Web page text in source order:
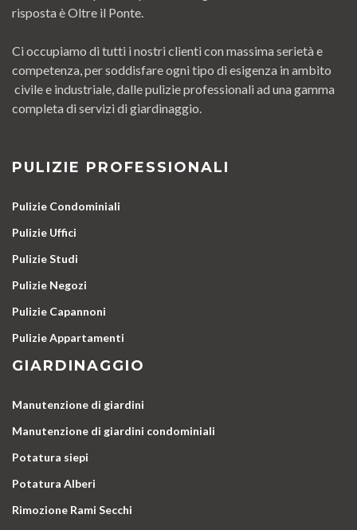
risposta è Oltre il Ponte.
Ci occupiamo di tutti i nostri clienti con massima serietà e
competenza, per soddisfare ogni tipo di esigenza in ambito
civile e industriale, dalle pulizie professionali ad una gamma
completa di servizi di giardinaggio.
PULIZIE PROFESSIONALI
Pulizie Condominiali
Pulizie Uffici
Pulizie Studi
Pulizie Negozi
Pulizie Capannoni
Pulizie Appartamenti
GIARDINAGGIO
Manutenzione di giardini
Manutenzione di giardini condominiali
Potatura siepi
Potatura Alberi
Rimozione Rami Secchi